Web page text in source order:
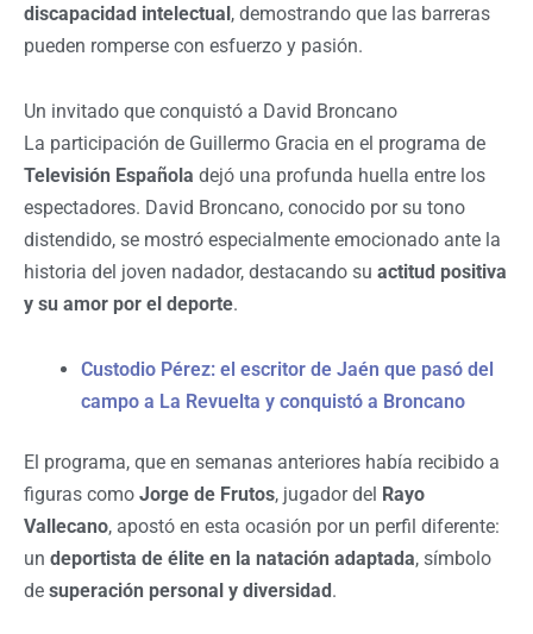
discapacidad intelectual, demostrando que las barreras
pueden romperse con esfuerzo y pasión.
Un invitado que conquistó a David Broncano
La participación de Guillermo Gracia en el programa de
Televisión Española dejó una profunda huella entre los
espectadores. David Broncano, conocido por su tono
distendido, se mostró especialmente emocionado ante la
historia del joven nadador, destacando su actitud positiva
y su amor por el deporte.
Custodio Pérez: el escritor de Jaén que pasó del
campo a La Revuelta y conquistó a Broncano
El programa, que en semanas anteriores había recibido a
figuras como Jorge de Frutos, jugador del Rayo
Vallecano, apostó en esta ocasión por un perfil diferente:
un deportista de élite en la natación adaptada, símbolo
de superación personal y diversidad.